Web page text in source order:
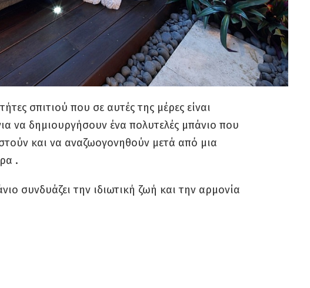
σπιτιού που σε αυτές της μέρες είναι
να δημιουργήσουν ένα πολυτελές μπάνιο που
και να αναζωογονηθούν μετά από μια
.
συνδυάζει την ιδιωτική ζωή και την αρμονία